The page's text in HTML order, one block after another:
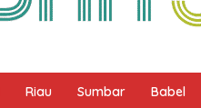
Riau Sumbar Babel